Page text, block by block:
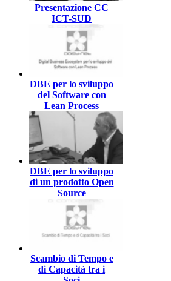
Presentazione CC
ICT-SUD
DBE per lo sviluppo
del Software con
Lean Process
DBE per lo sviluppo
di un prodotto Open
Source
Scambio di Tempo e
di Capacità tra i